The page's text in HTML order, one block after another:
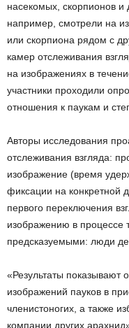
насекомых, скорпионов и
например, смотрели на
или скорпиона рядом с
камер отслеживания
на изображениях в
участники проходили
отношения к паукам и
Авторы исследования
отслеживания взгляда:
изображение (время
фиксации на конкретной
первого переключения
изображению в процессе
предсказуемыми: люди
«Результаты показывают
изображений пауков в
членистоногих, а также
компании других